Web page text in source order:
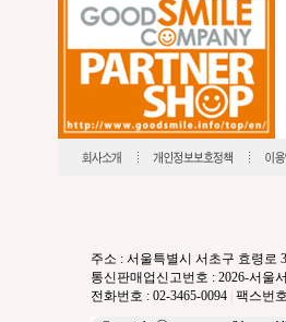
주소 : 서울특별시 서초구 효령로
통신판매업신고번호 : 2026-서울
전화번호 : 02-3465-0094 팩스번